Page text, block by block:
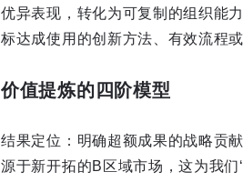
优异表现，转化为可复制的组织能
标达成使用的创新方法、有效流程或
价值提炼的四阶模型
结果定位：明确超额成果的战略贡
源于新开拓的B区域市场，这为我